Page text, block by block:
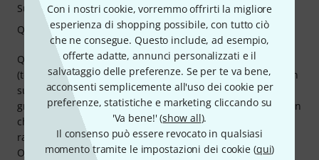
Con i nostri cookie, vorremmo offrirti la migliore
esperienza di shopping possibile, con tutto ciò
che ne consegue. Questo include, ad esempio,
offerte adatte, annunci personalizzati e il
salvataggio delle preferenze. Se per te va bene,
acconsenti semplicemente all'uso dei cookie per
preferenze, statistiche e marketing cliccando su
'Va bene!' (show all).
Il consenso può essere revocato in qualsiasi
momento tramite le impostazioni dei cookie (qui)
Qualche anno fa ho comprato al mio figlioccio l'HT20R MKII
(testata + cassa da 20W) – un amplificatore superbo, con un
suono superbo con una Les Paul, ha davvero una bella
grinta, come si suol dire... Non suono dal vivo e non sono un
chitarrista professionista, ma visto il prezzo piuttosto
ragionevole di questo piccolo modello, l'ho comprato.
Onestamente, è fantastico!!! Per il mio studio casalingo è
Suono
Qualità